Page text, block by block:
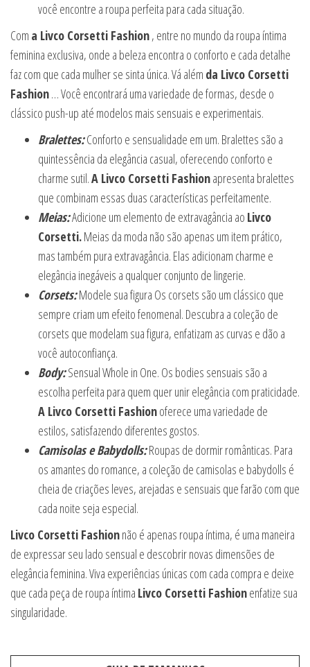
você encontre a roupa perfeita para cada situação.
Com a Livco Corsetti Fashion, entre no mundo da roupa íntima
feminina exclusiva, onde a beleza encontra o conforto e cada detalhe
faz com que cada mulher se sinta única. Vá além da Livco Corsetti
Fashion… Você encontrará uma variedade de formas, desde o
clássico push-up até modelos mais sensuais e experimentais.
Bralettes:Conforto e sensualidade em um. Bralettes são a
quintessência da elegância casual, oferecendo conforto e
charme sutil.A Livco Corsetti Fashionapresenta bralettes
que combinam essas duas características perfeitamente.
Meias:Adicione um elemento de extravagância ao Livco
Corsetti.Meias da moda não são apenas um item prático,
mas também pura extravagância. Elas adicionam charme e
elegância inegáveis a qualquer conjunto de lingerie.
Corsets:Modele sua figura Os corsets são um clássico que
sempre criam um efeito fenomenal. Descubra a coleção de
corsets que modelam sua figura, enfatizam as curvas e dão a
você autoconfiança.
Body:Sensual Whole in One. Os bodies sensuais são a
escolha perfeita para quem quer unir elegância com praticidade.
A Livco Corsetti Fashionoferece uma variedade de
estilos, satisfazendo diferentes gostos.
Camisolas e Babydolls:Roupas de dormir românticas. Para
os amantes do romance, a coleção de camisolas e babydolls é
cheia de criações leves, arejadas e sensuais que farão com que
cada noite seja especial.
Livco Corsetti Fashionnão é apenas roupa íntima, é uma maneira
de expressar seu lado sensual e descobrir novas dimensões de
elegância feminina. Viva experiências únicas com cada compra e deixe
que cada peça de roupa íntima Livco Corsetti Fashionenfatize sua
singularidade.